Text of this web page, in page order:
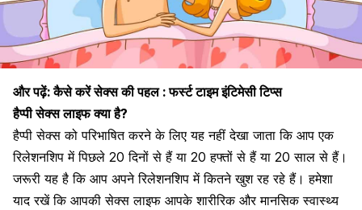
और पढ़ें:कैसे करें सेक्स की पहल : फर्स्ट टाइम इंटिमेसी टिप्स
हैप्पी सेक्स लाइफ क्या है?
हैप्पी सेक्स को परिभाषित करने के लिए यह नहीं देखा जाता कि आप एक
रिलेशनशिप में पिछले 20 दिनों से हैं या 20 हफ्तों से हैं या 20 साल से हैं।
जरूरी यह है कि आप अपने रिलेशनशिप में कितने खुश रह रहे हैं। हमेशा
याद रखें कि आपकीसेक्स लाइफ आपके शारीरिक और मानसिक स्वास्थ्य